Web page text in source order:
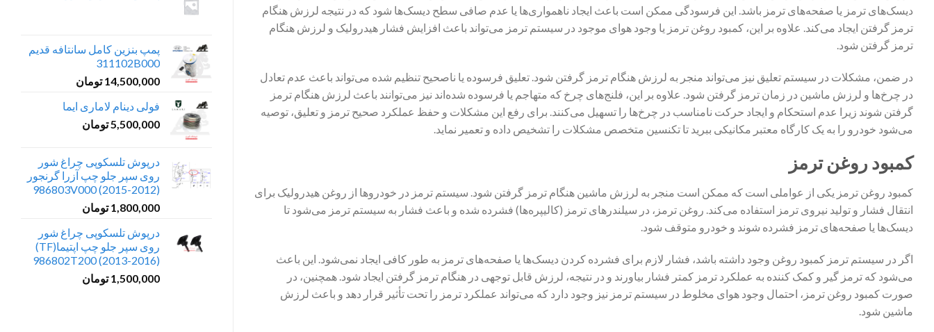
دیسک‌های ترمز یا صفحه‌های ترمز باشد. این فرسودگی ممکن است باعث ایجاد ناهمواری‌ها یا عدم صافی سطح دیسک‌ها شود که در نتیجه لرزش هنگام
ترمز گرفتن ایجاد می‌کند. علاوه بر این، کمبود روغن ترمز یا وجود هوای موجود در سیستم ترمز می‌تواند باعث افزایش فشار هیدرولیک و لرزش هنگام
ترمز گرفتن شود.
در ضمن، مشکلات در سیستم تعلیق نیز می‌تواند منجر به لرزش هنگام ترمز گرفتن شود. تعلیق فرسوده یا ناصحیح تنظیم شده می‌تواند باعث عدم تعادل
در چرخ‌ها و لرزش ماشین در زمان ترمز گرفتن شود. علاوه بر این، فلنج‌های چرخ که متهاجم یا فرسوده شده‌اند نیز می‌توانند باعث لرزش هنگام ترمز
گرفتن شوند زیرا عدم استحکام و ایجاد حرکت نامناسب در چرخ‌ها را تسهیل می‌کنند. برای رفع این مشکلات و حفظ عملکرد صحیح ترمز و تعلیق، توصیه
می‌شود خودرو را به یک کارگاه معتبر مکانیکی ببرید تا تکنسین متخصص مشکلات را تشخیص داده و تعمیر نماید.
کمبود روغن ترمز
کمبود روغن ترمز یکی از عواملی است که ممکن است منجر به لرزش ماشین هنگام ترمز گرفتن شود. سیستم ترمز در خودروها از روغن هیدرولیک برای
انتقال فشار و تولید نیروی ترمز استفاده می‌کند. روغن ترمز، در سیلندرهای ترمز (کالیپره‌ها) فشرده شده و باعث فشار به سیستم ترمز می‌شود تا
دیسک‌ها یا صفحه‌های ترمز فشرده شوند و خودرو متوقف شود.
اگر در سیستم ترمز کمبود روغن وجود داشته باشد، فشار لازم برای فشرده کردن دیسک‌ها یا صفحه‌های ترمز به طور کافی ایجاد نمی‌شود. این باعث
می‌شود که ترمز گیر و کمک کننده به عملکرد ترمز کمتر فشار بیاورند و در نتیجه، لرزش قابل توجهی در هنگام ترمز گرفتن ایجاد شود. همچنین، در
صورت کمبود روغن ترمز، احتمال وجود هوای مخلوط در سیستم ترمز نیز وجود دارد که می‌تواند عملکرد ترمز را تحت تأثیر قرار دهد و باعث لرزش
ماشین شود.
پمپ بنزین کامل سانتافه قدیم
311102B000
14,500,000 تومان
فولی دینام لاماری ایما
5,500,000 تومان
درپوش تلسکوپی چراغ شور
روی سپر جلو چپ آزرا گرنجور
(2012-2015) 986803V000
1,800,000 تومان
درپوش تلسکوپی چراغ شور
روی سپر جلو چپ اپتیما(TF)
(2013-2016) 986802T200
1,500,000 تومان